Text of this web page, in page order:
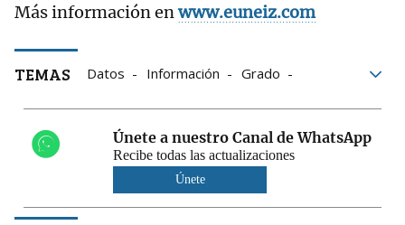
Más información enwww.euneiz.com
TEMAS Datos Información
Grado
Únete a nuestro Canal de WhatsApp
Recibe todas las actualizaciones
Únete